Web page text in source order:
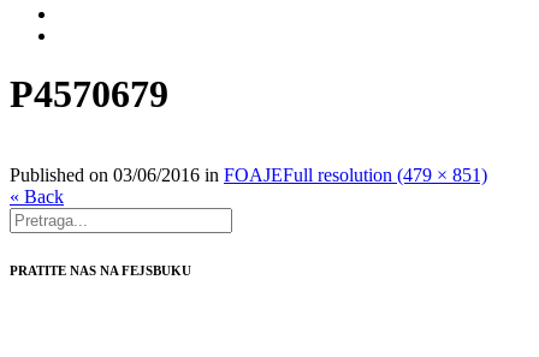
P4570679
Published on 03/06/2016 in FOAJEFull resolution (479 × 851)
« Back
PRATITE NAS NA FEJSBUKU